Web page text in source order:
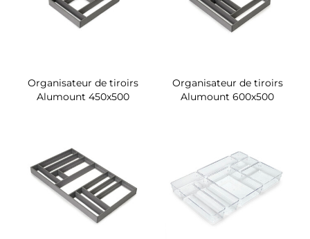
Organisateur de tiroirs
Alumount 450x500
Organisateur de tiroirs
Alumount 600x500